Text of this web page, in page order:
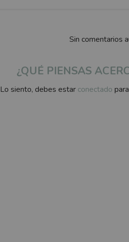
Sin comentarios
¿QUÉ PIENSAS
Lo siento, debes estar conectado